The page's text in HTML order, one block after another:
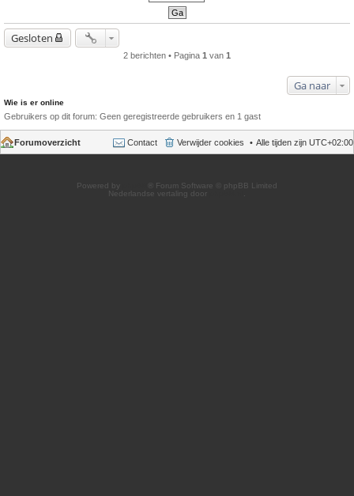
Gesloten
2 berichten • Pagina 1 van 1
Ga naar
Wie is er online
Gebruikers op dit forum: Geen geregistreerde gebruikers en 1 gast
Forumoverzicht Alle tijden zijn UTC+02:00
Verwijder cookies
Contact
Powered by
® Forum Software © phpBB Limited
Nederlandse vertaling door